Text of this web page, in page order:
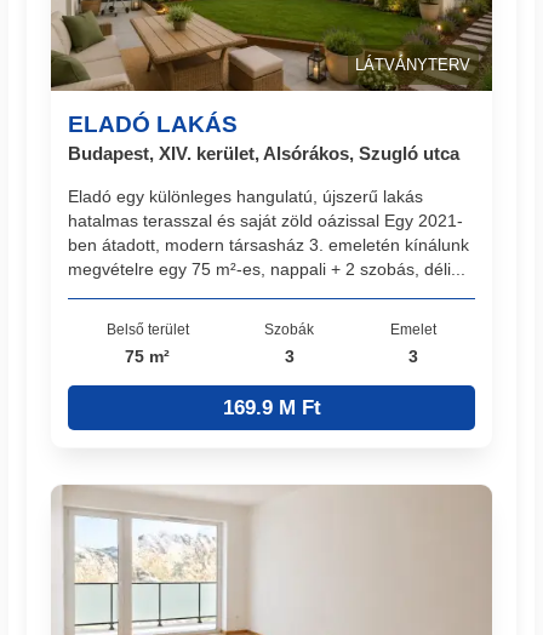
LÁTVÁNYTERV
ELADÓ LAKÁS
Budapest, XIV. kerület, Alsórákos, Szugló utca
Eladó egy különleges hangulatú, újszerű lakás
hatalmas terasszal és saját zöld oázissal Egy 2021-
ben átadott, modern társasház 3. emeletén kínálunk
megvételre egy 75 m²-es, nappali + 2 szobás, déli...
Belső terület
75 m²
Szobák
3
Emelet
3
169.9 M Ft